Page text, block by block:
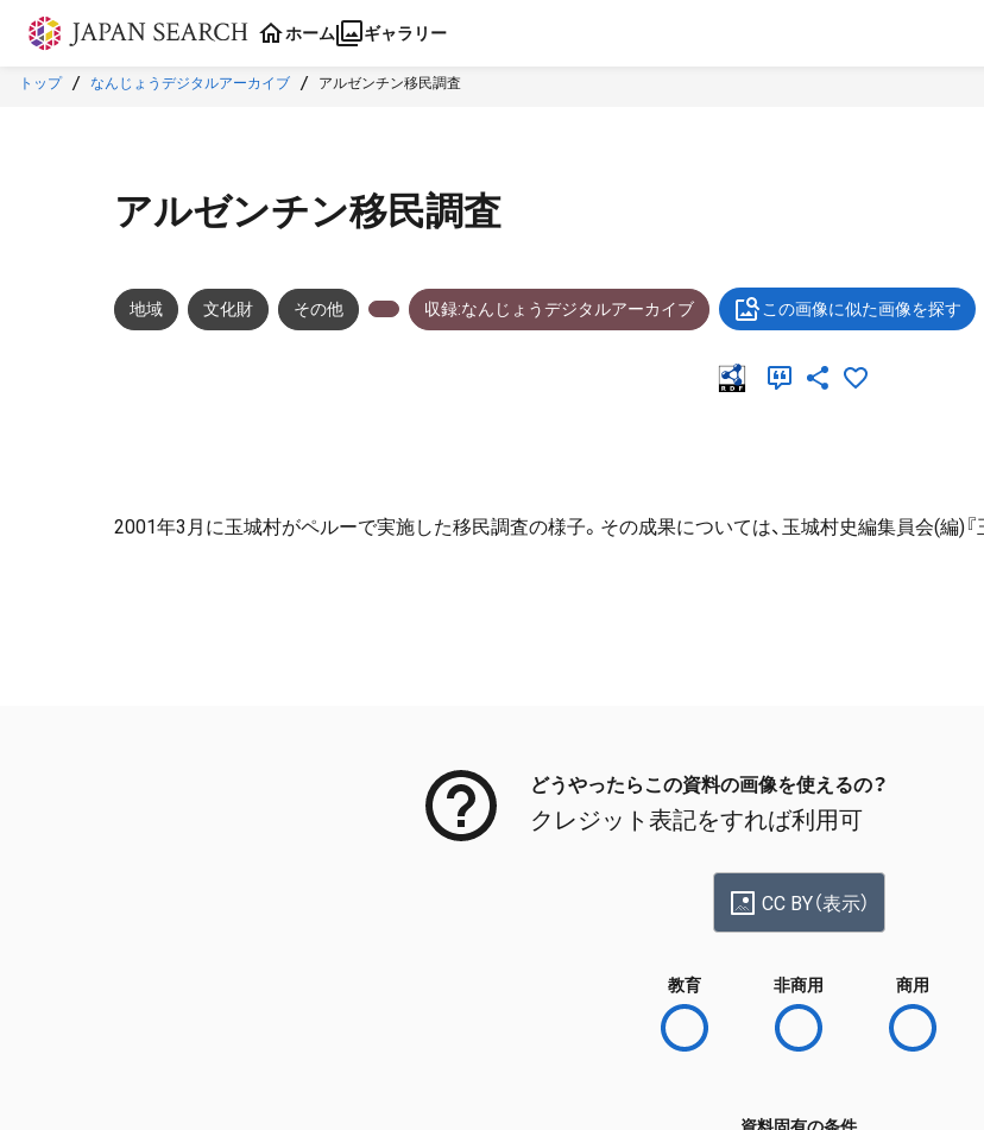
本文に飛ぶ
ホーム ギャラリー
トップ なんじょうデジタルアーカイブ アルゼンチン移民調査
アルゼンチン移民調査
地域 文化財 その他 収録:なんじょうデジタルアーカイブ この画像に似た画像を探す
2001年3月に玉城村がペルーで実施した移民調査の様子。その成果については、玉城村史編集員会(編)『
どうやったらこの資料の画像を使えるの？
クレジット表記をすれば利用可
CC BY（表示）
教育 非商用 商用